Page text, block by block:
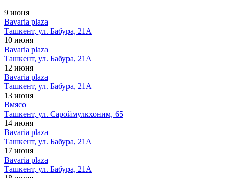
9 июня
Bavaria plaza
Ташкент, ул. Бабура, 21А
10 июня
Bavaria plaza
Ташкент, ул. Бабура, 21А
12 июня
Bavaria plaza
Ташкент, ул. Бабура, 21А
13 июня
Вмясо
Ташкент, ул. Сароймулкхоним, 65
14 июня
Bavaria plaza
Ташкент, ул. Бабура, 21А
17 июня
Bavaria plaza
Ташкент, ул. Бабура, 21А